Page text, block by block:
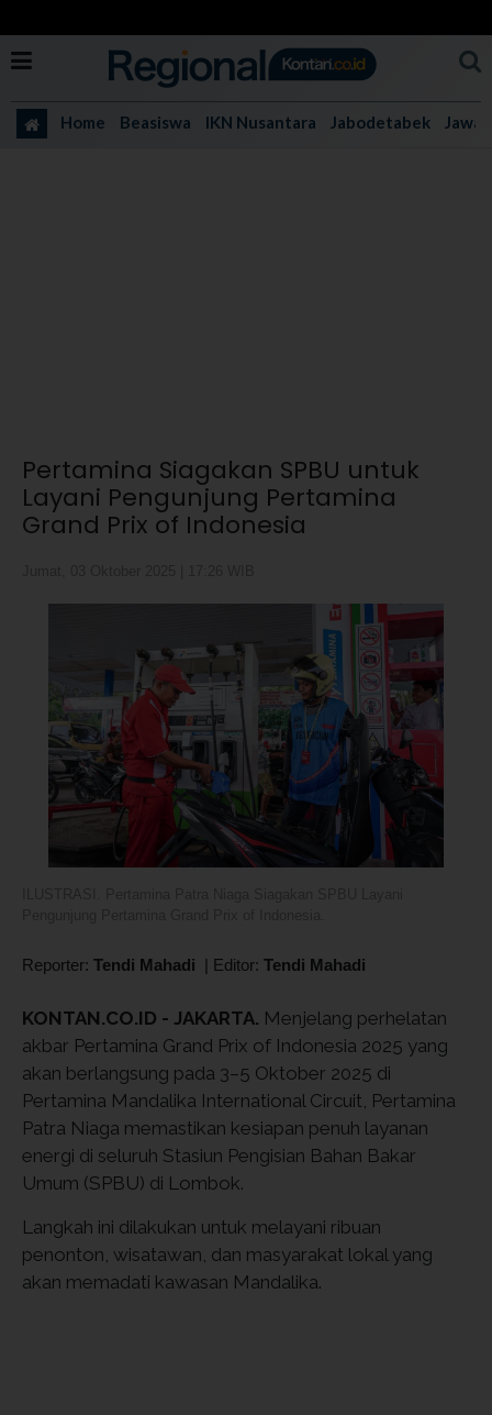
Home Beasiswa IKN Nusantara Jabodetabek Jawa
Pertamina Siagakan SPBU untuk
Layani Pengunjung Pertamina
Grand Prix of Indonesia
Reporter: Tendi Mahadi | Editor: Tendi Mahadi
KONTAN.CO.ID - JAKARTA. Menjelang perhelatan
akbar Pertamina Grand Prix of Indonesia 2025 yang
akan berlangsung pada 3–5 Oktober 2025 di
Pertamina Mandalika International Circuit, Pertamina
Patra Niaga memastikan kesiapan penuh layanan
energi di seluruh Stasiun Pengisian Bahan Bakar
Umum (SPBU) di Lombok.
Langkah ini dilakukan untuk melayani ribuan
penonton, wisatawan, dan masyarakat lokal yang
akan memadati kawasan Mandalika.